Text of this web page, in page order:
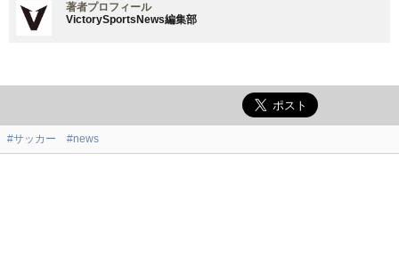
著者プロフィール
VictorySportsNews編集部
#サッカー #news